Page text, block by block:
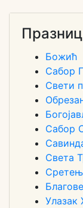
Божић
Сабор
Свети
Сабор
Света
Улазак